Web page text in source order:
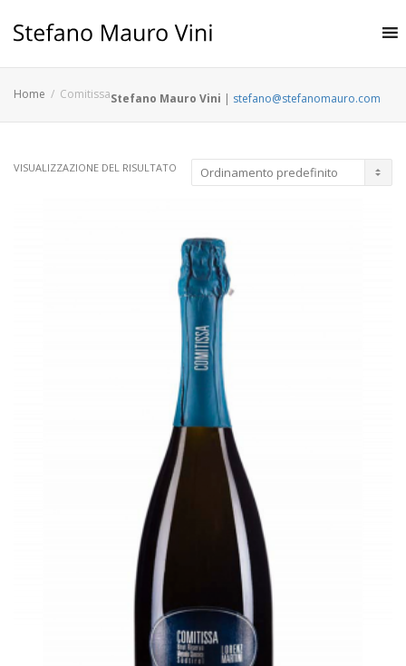
Home ComitissaStefano Mauro Vini | stefano@stefanomauro.com
VISUALIZZAZIONE DEL RISULTATO